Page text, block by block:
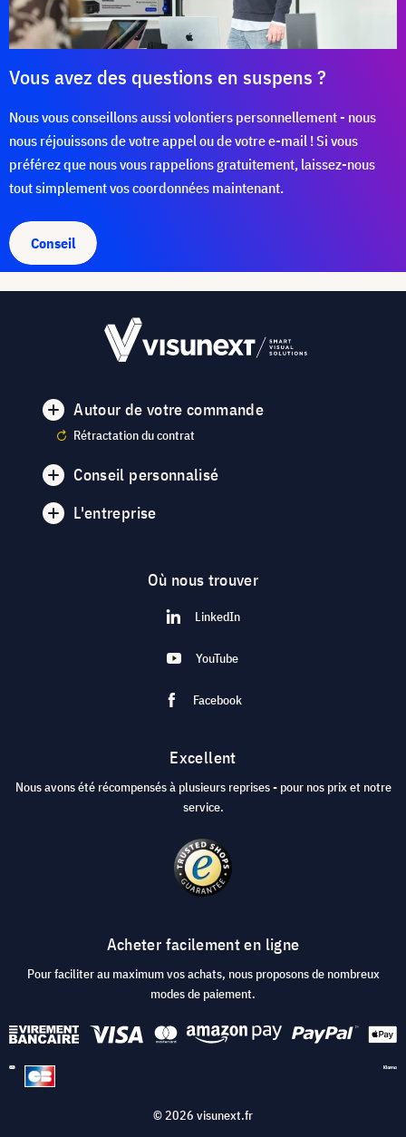
Vous avez des questions en suspens ?
Nous vous conseillons aussi volontiers personnellement - nous
nous réjouissons de votre appel ou de votre e-mail ! Si vous
préférez que nous vous rappelions gratuitement, laissez-nous
tout simplement vos coordonnées maintenant.
Conseil
Autour de votre commande
Rétractation du contrat
Conseil personnalisé
L'entreprise
Où nous trouver
LinkedIn
YouTube
Facebook
Excellent
Nous avons été récompensés à plusieurs reprises - pour nos prix et notre
service.
Acheter facilement en ligne
Pour faciliter au maximum vos achats, nous proposons de nombreux
modes de paiement.
© 2026 visunext.fr